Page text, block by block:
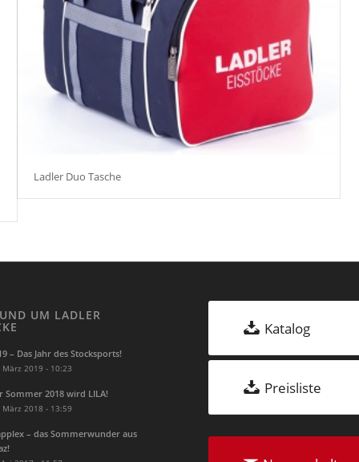
Ladler Duo Tasche
UM LADLER
– Das Jahr des Stocksports!
März 2019 - 10:23
Sommer 2018 wird LILA!
März 2018 - 13:59
– das Sommerwunder aus
Katalog
Preisliste